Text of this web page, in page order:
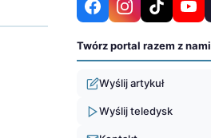
Twórz portal razem z nami
Wyślij artykuł
Wyślij teledysk